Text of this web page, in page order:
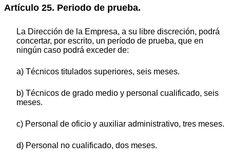
Artículo 25. Periodo de prueba.
La Dirección de la Empresa, a su libre discreción, podrá
concertar, por escrito, un período de prueba, que en
ningún caso podrá exceder de:
a) Técnicos titulados superiores, seis meses.
b) Técnicos de grado medio y personal cualificado, seis
meses.
c) Personal de oficio y auxiliar administrativo, tres meses.
d) Personal no cualificado, dos meses.